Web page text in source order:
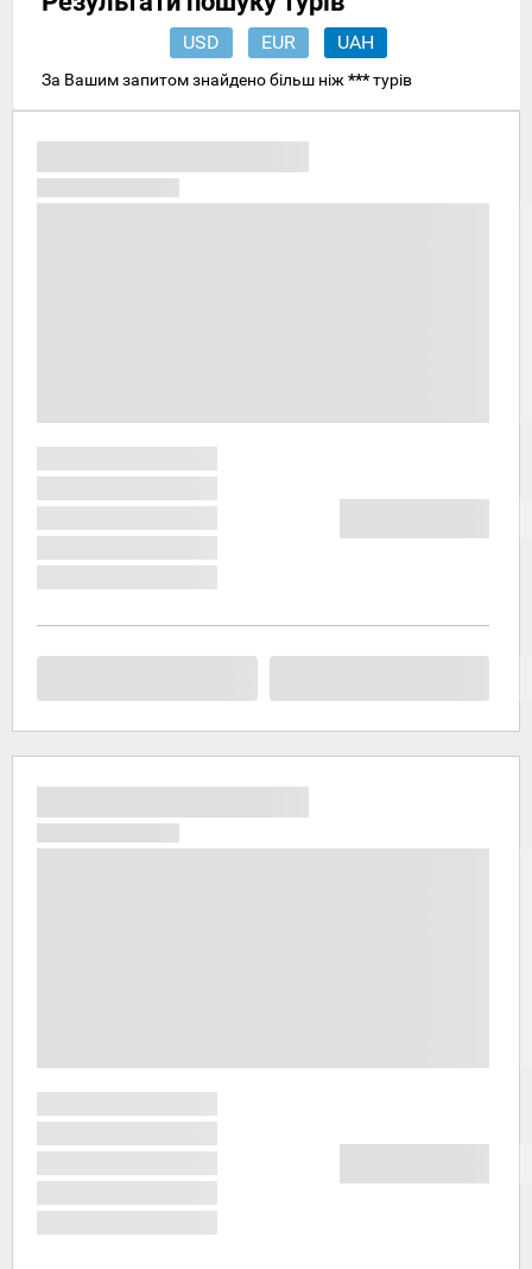
USD EUR UAH
За Вашим запитом знайдено більш ніж ***турів